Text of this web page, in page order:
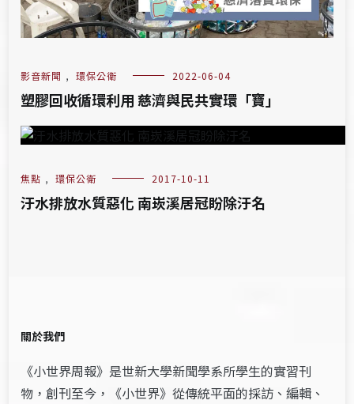
影音新聞 , 環保公衛 2022-06-04
塑膠回收循環利用 慈濟與民共實環「寶」
焦點 , 環保公衛 2017-10-11
汙水排放水質惡化 南崁溪居冠盼除汙名
關於我們
《小世界周報》是世新大學新聞學系所學生的實習刊
物，創刊至今，《小世界》從傳統平面的採訪、編輯、